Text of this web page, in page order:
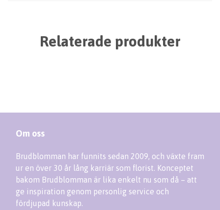
Relaterade produkter
Om oss
Brudblomman har funnits sedan 2009, och växte fram
ur en över 30 år lång karriär som florist. Konceptet
bakom Brudblomman är lika enkelt nu som då – att
ge inspiration genom personlig service och
fördjupad kunskap.